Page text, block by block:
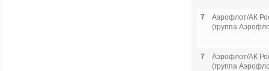
7
Аэрофлот/АК
(группа
7
Аэрофлот/АК
(группа